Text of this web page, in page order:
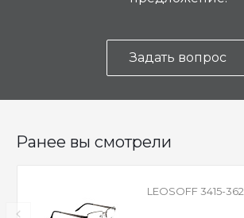
Задать вопрос
Ранее вы смотрели
LEOSOFF 3415-362